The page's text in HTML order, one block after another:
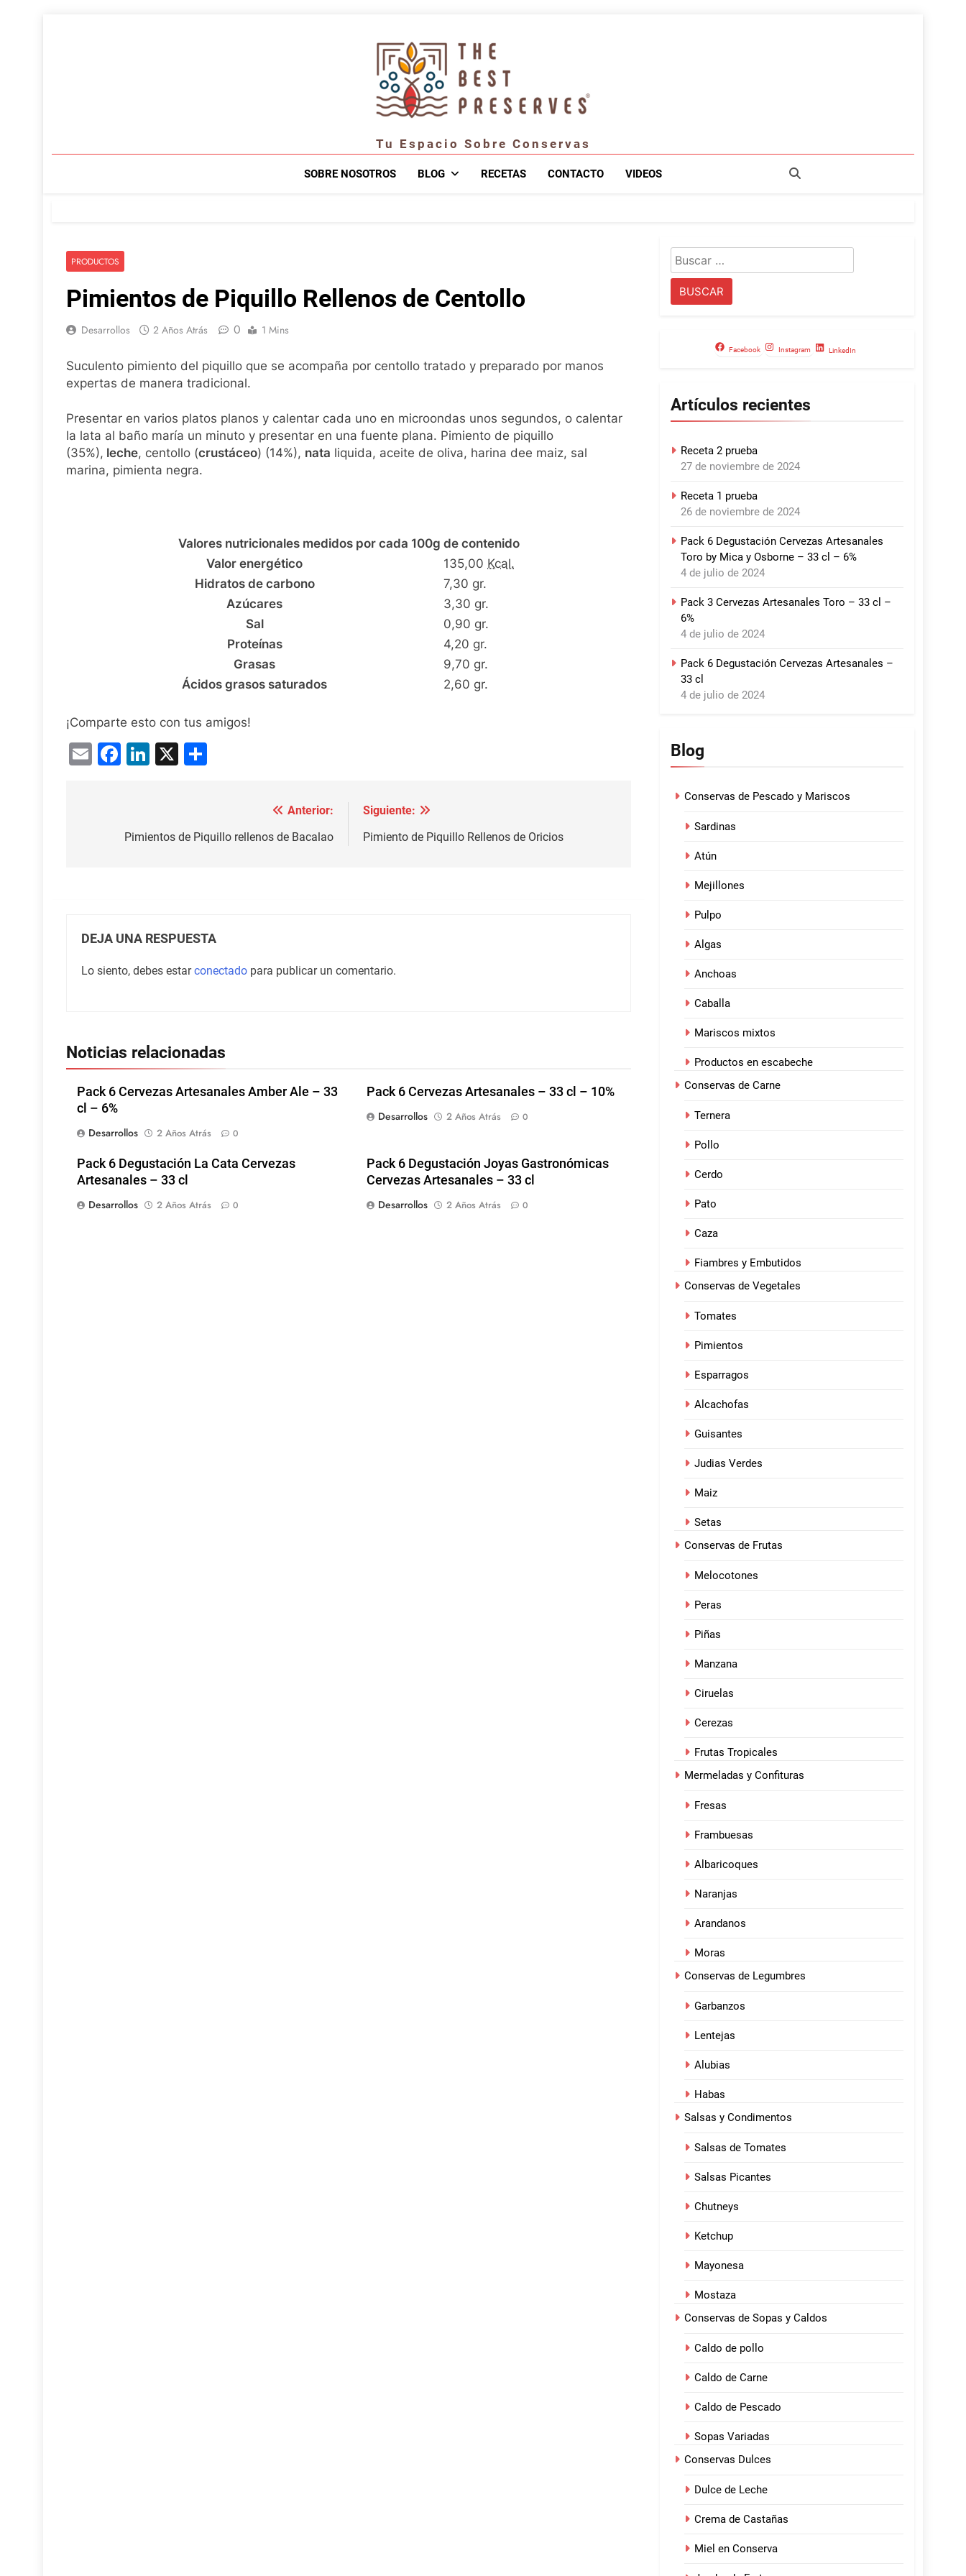
Tu Espacio Sobre Conservas
SOBRE NOSOTROS BLOG RECETAS CONTACTO VIDEOS
PRODUCTOS
Pimientos de Piquillo Rellenos de Centollo
Desarrollos 2 Años Atrás 0 1 Mins
Suculento pimiento del piquillo que se acompaña por centollo tratado y preparado por manos
expertas de manera tradicional.
Presentar en varios platos planos y calentar cada uno en microondas unos segundos, o calentar
la lata al baño maría un minuto y presentar en una fuente plana. Pimiento de piquillo
(35%), leche, centollo (crustáceo) (14%), nata liquida, aceite de oliva, harina dee maiz, sal
marina, pimienta negra.
Valores nutricionales medidos por cada 100g de contenido
Valor energético
135,00 Kcal.
Hidratos de carbono
7,30 gr.
Azúcares
3,30 gr.
Sal
0,90 gr.
Proteínas
4,20 gr.
Grasas
9,70 gr.
Ácidos grasos saturados
2,60 gr.
¡Comparte esto con tus amigos!
EmailFacebook
LinkedIn
X
Anterior:
Pimientos de Piquillo rellenos de Bacalao
Siguiente:
Pimiento de Piquillo Rellenos de Oricios
DEJA UNA RESPUESTA
Lo siento, debes estarconectado para publicar un comentario.
Noticias relacionadas
Pack 6 Cervezas Artesanales Amber Ale – 33
cl – 6%
Desarrollos
2 Años Atrás 0
Pack 6 Cervezas Artesanales – 33 cl – 10%
Desarrollos
2 Años Atrás 0
Pack 6 Degustación La Cata Cervezas
Artesanales – 33 cl
Desarrollos
2 Años Atrás 0
Pack 6 Degustación Joyas Gastronómicas
Cervezas Artesanales – 33 cl
Desarrollos
2 Años Atrás 0
Buscar:
Facebook Instagram LinkedIn
Artículos recientes
Receta 2 prueba
27 de noviembre de 2024
Receta 1 prueba
26 de noviembre de 2024
Pack 6 Degustación Cervezas Artesanales
Toro by Mica y Osborne – 33 cl – 6%
4 de julio de 2024
Pack 3 Cervezas Artesanales Toro – 33 cl –
6%
4 de julio de 2024
Pack 6 Degustación Cervezas Artesanales –
33 cl
4 de julio de 2024
Blog
Conservas de Pescado y Mariscos
Sardinas
Atún
Mejillones
Pulpo
Algas
Anchoas
Caballa
Mariscos mixtos
Productos en escabeche
Conservas de Carne
Ternera
Pollo
Cerdo
Pato
Caza
Fiambres y Embutidos
Conservas de Vegetales
Tomates
Pimientos
Esparragos
Alcachofas
Guisantes
Judias Verdes
Maiz
Setas
Conservas de Frutas
Melocotones
Peras
Piñas
Manzana
Ciruelas
Cerezas
Frutas Tropicales
Mermeladas y Confituras
Fresas
Frambuesas
Albaricoques
Naranjas
Arandanos
Moras
Conservas de Legumbres
Garbanzos
Lentejas
Alubias
Habas
Salsas y Condimentos
Salsas de Tomates
Salsas Picantes
Chutneys
Ketchup
Mayonesa
Mostaza
Conservas de Sopas y Caldos
Caldo de pollo
Caldo de Carne
Caldo de Pescado
Sopas Variadas
Conservas Dulces
Dulce de Leche
Crema de Castañas
Miel en Conserva